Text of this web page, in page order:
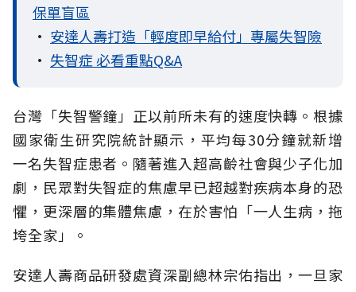
保單盲區
• 安達人壽打造「輕度即早給付」專屬失智險
• 失智症 必看重點Q&A
台灣「失智警鐘」正以前所未有的速度快轉。根據
國家衛生研究院統計顯示，平均每30分鐘就新增
一名失智症患者。隨著進入超高齡社會與少子化加
劇，民眾對失智症的焦慮早已超越對疾病本身的恐
懼，更深層的集體焦慮，在於害怕「一人生病，拖
垮全家」。
安達人壽商品研發處資深副總林宗佑指出，一旦家